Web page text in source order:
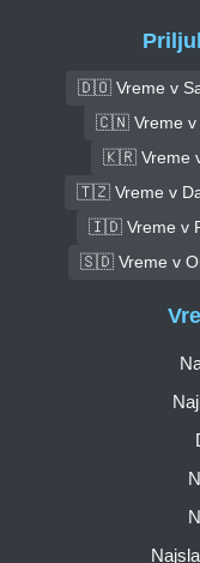
🇩🇴 Vreme v
🇨🇳 Vreme v
🇰🇷 Vreme
🇹🇿 Vreme v
🇮🇩 Vreme v
🇸🇩 Vreme v